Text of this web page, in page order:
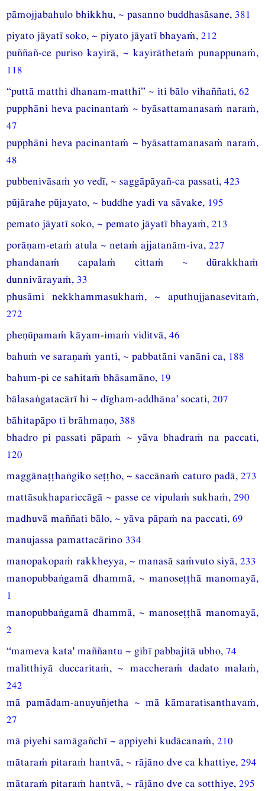
pāmojjabahulo bhikkhu, ~ pasanno buddhasāsane, 381
piyato jāyatī soko, ~ piyato jāyatī bhayaṁ,212
puññañ-ce puriso kayirā, ~ kayirāthetaṁ punappunaṁ,
118
“puttā matthi dhanam-matthi” ~ iti bālo vihaññati,62
pupphāni heva pacinantaṁ ~ byāsattamanasaṁ naraṁ,
47
pupphāni heva pacinantaṁ ~ byāsattamanasaṁ naraṁ,
48
pubbenivāsaṁ yo vedī, ~ saggāpāyañ-ca passati,423
pūjārahe pūjayato, ~ buddhe yadi va sāvake, 195
pemato jāyatī soko, ~ pemato jāyatī bhayaṁ,213
porāṇam-etaṁ atula ~ netaṁ ajjatanām-iva,227
phandanaṁ capalaṁ cittaṁ ~ dūrakkhaṁ
dunnivārayaṁ, 33
phusāmi nekkhammasukhaṁ, ~ aputhujjanasevitaṁ,
272
pheṇūpamaṁ kāyam-imaṁ viditvā,46
bahuṁ ve saraṇaṁ yanti, ~ pabbatāni vanāni ca, 188
bahum-pi ce sahitaṁ bhāsamāno, 19
bālasaṅgatacārī hi ~ dīgham-addhāna' socati,207
bāhitapāpo ti brāhmaṇo, 388
bhadro pi passati pāpaṁ ~ yāva bhadraṁ na paccati,
120
maggānaṭṭhaṅgiko seṭṭho, ~ saccānaṁ caturo padā,273
mattāsukhapariccāgā ~ passe ce vipulaṁ sukhaṁ,290
madhuvā maññati bālo, ~ yāva pāpaṁ na paccati,69
manujassa pamattacārino 334
manopakopaṁ rakkheyya, ~ manasā saṁvuto siyā,233
manopubbaṅgamā dhammā, ~ manoseṭṭhā manomayā,
1
manopubbaṅgamā dhammā, ~ manoseṭṭhā manomayā,
2
“mameva kata' maññantu ~ gihī pabbajitā ubho,74
malitthiyā duccaritaṁ, ~ maccheraṁ dadato malaṁ,
242
mā pamādam-anuyuñjetha ~ mā kāmaratisanthavaṁ,
27
mā piyehi samāgañchī ~ appiyehi kudācanaṁ,210
mātaraṁ pitaraṁ hantvā, ~ rājāno dve ca khattiye,294
mātaraṁ pitaraṁ hantvā, ~ rājāno dve ca sotthiye,295